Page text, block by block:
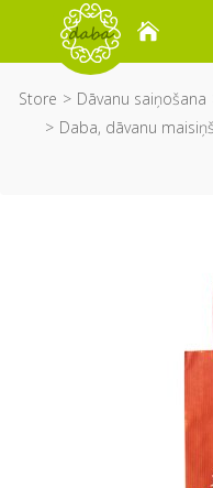
Store Dāvanu saiņošana
Daba, dāvanu